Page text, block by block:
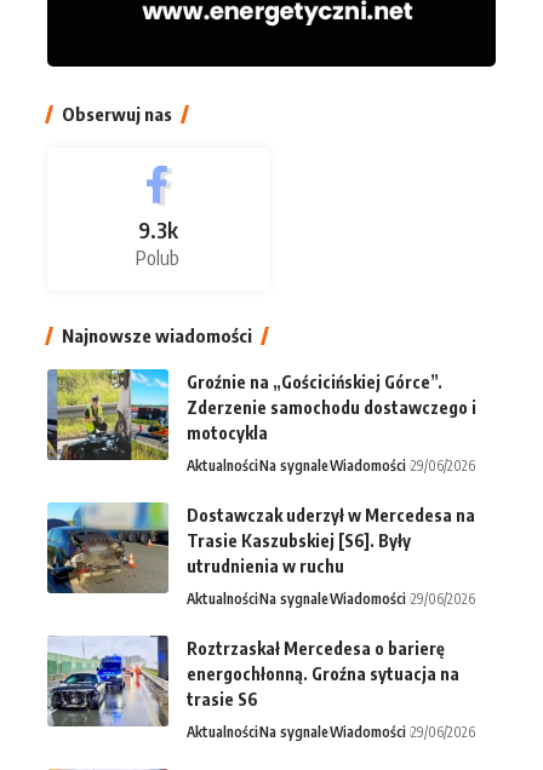
Obserwuj nas
9.3k
Polub
Najnowsze wiadomości
Groźnie na „Gościcińskiej Górce”.
Zderzenie samochodu dostawczego i
motocykla
AktualnościNa sygnaleWiadomości 29/06/2026
Dostawczak uderzył w Mercedesa na
Trasie Kaszubskiej [S6]. Były
utrudnienia w ruchu
AktualnościNa sygnaleWiadomości 29/06/2026
Roztrzaskał Mercedesa o barierę
energochłonną. Groźna sytuacja na
trasie S6
AktualnościNa sygnaleWiadomości 29/06/2026